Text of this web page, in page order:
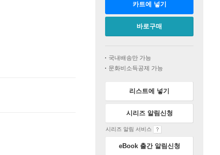
카트에 넣기
바로구매
국내배송만 가능
문화비소득공제 가능
리스트에 넣기
시리즈 알림신청
시리즈 알림 서비스
eBook 출간 알림신청